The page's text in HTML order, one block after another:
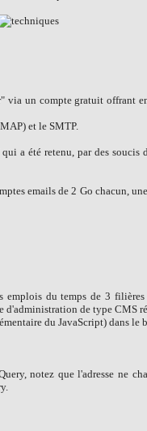
via un compte gratuit offrant
et le SMTP.
a été retenu, par des
emails de 2 Go chacun,
du temps de 3
d'administration de type CMS
du JavaScript) dans
notez que l'adresse ne